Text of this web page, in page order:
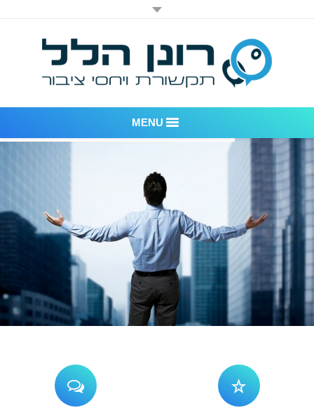
MENU
דוגמאות לעבודות שביצענו
לקוחות – משרד יחסי ציבור רונן הלל
חדר חדשות
המלצות
צור קשר